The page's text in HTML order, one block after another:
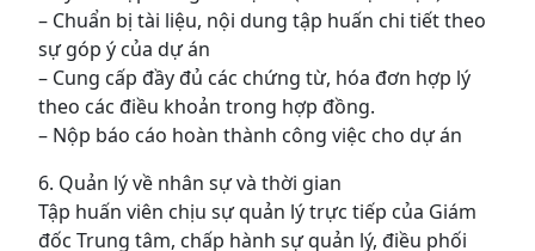
– Chuẩn bị tài liệu, nội dung tập huấn chi tiết theo
sự góp ý của dự án
– Cung cấp đầy đủ các chứng từ, hóa đơn hợp lý
theo các điều khoản trong hợp đồng.
– Nộp báo cáo hoàn thành công việc cho dự án
6. Quản lý về nhân sự và thời gian
Tập huấn viên chịu sự quản lý trực tiếp của Giám
đốc Trung tâm, chấp hành sự quản lý, điều phối